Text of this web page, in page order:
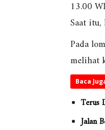
13.00
Saat
Pada
melihat
Baca
Terus
Jalan